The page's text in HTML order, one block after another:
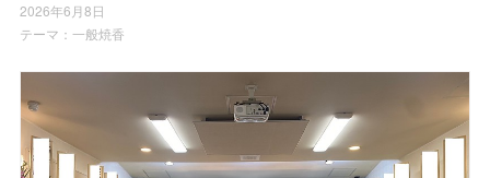
2026年6月8日
テーマ： 一般焼香